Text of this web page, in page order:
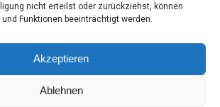
nicht erteilst oder zurückziehst, können
Funktionen beeinträchtigt werden.
Akzeptieren
Ablehnen